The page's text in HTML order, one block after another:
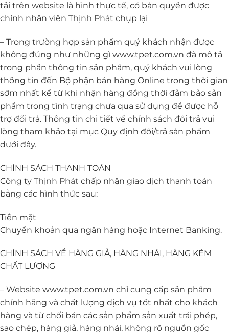
tải trên website là hình thực tế, có bản quyền được
chính nhân viên Thịnh Phát chụp lại
– Trong trường hợp sản phẩm quý khách nhận được
không đúng như những gì www.tpet.com.vn đã mô tả
trong phần thông tin sản phẩm, quý khách vui lòng
thông tin đến Bộ phận bán hàng Online trong thời gian
sớm nhất kể từ khi nhận hàng đồng thời đảm bảo sản
phẩm trong tình trạng chưa qua sử dụng để được hỗ
trợ đổi trả. Thông tin chi tiết về chính sách đổi trả vui
lòng tham khảo tại mục Quy định đổi/trả sản phẩm
dưới đây.
CHÍNH SÁCH THANH TOÁN
Công ty Thịnh Phát chấp nhận giao dịch thanh toán
bằng các hình thức sau:
Tiền mặt
Chuyển khoản qua ngân hàng hoặc Internet Banking.
CHÍNH SÁCH VỀ HÀNG GIẢ, HÀNG NHÁI, HÀNG KÉM
CHẤT LƯỢNG
– Website www.tpet.com.vn chỉ cung cấp sản phẩm
chính hãng và chất lượng dịch vụ tốt nhất cho khách
hàng và từ chối bán các sản phẩm sản xuất trái phép,
sao chép, hàng giả, hàng nhái, không rõ nguồn gốc